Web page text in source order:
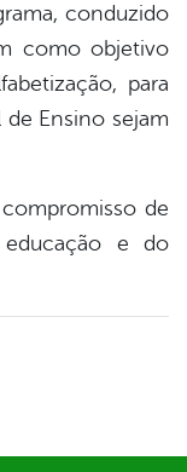
conduzido
como objetivo
para
de Ensino sejam
de
educação e do